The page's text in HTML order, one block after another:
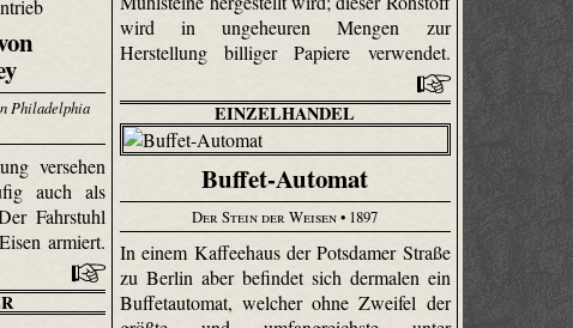
wird in ungeheuren Mengen zur
Herstellung billiger Papiere verwendet.
Philadelphia
versehen
auch als
Fahrstuhl
armiert.
EINZELHANDEL
Buffet-Automat
Der Stein der Weisen• 1897
In einem Kaffeehaus der Potsdamer Straße
zu Berlin aber befindet sich dermalen ein
Buffetautomat, welcher ohne Zweifel der